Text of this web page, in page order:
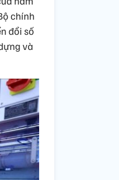
chính
đổi số
và